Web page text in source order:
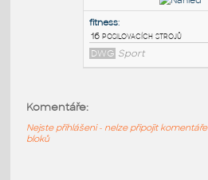
Pectoral Fly:
Posilovací stroj
RFA Sport
Komentáře:
Nejste přihlášeni - nelze připojit komentáře
bloků